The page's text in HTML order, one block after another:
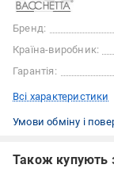
Бренд:
Країна-виробник:
Гарантія:
Всі характеристики
Умови обміну і
Також купують